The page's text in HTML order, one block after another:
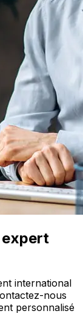
expert
international
nous
personnalisé